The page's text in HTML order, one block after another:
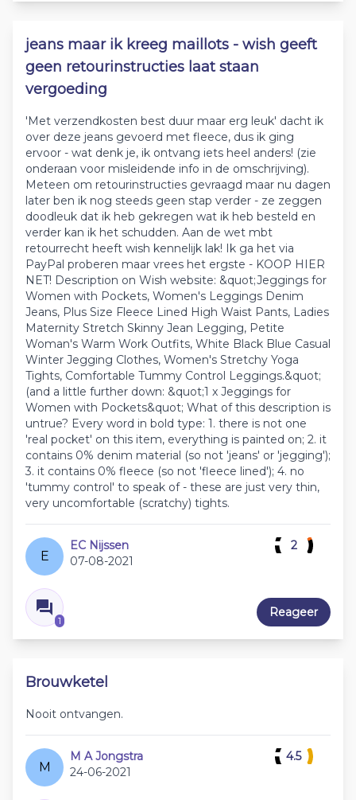
jeans maar ik kreeg maillots - wish geeft
geen retourinstructies laat staan
vergoeding
'Met verzendkosten best duur maar erg leuk' dacht ik
over deze jeans gevoerd met fleece, dus ik ging
ervoor - wat denk je, ik ontvang iets heel anders! (zie
onderaan voor misleidende info in de omschrijving).
Meteen om retourinstructies gevraagd maar nu dagen
later ben ik nog steeds geen stap verder - ze zeggen
doodleuk dat ik heb gekregen wat ik heb besteld en
verder kan ik het schudden. Aan de wet mbt
retourrecht heeft wish kennelijk lak! Ik ga het via
PayPal proberen maar vrees het ergste - KOOP HIER
NET! Description on Wish website: &quot;Jeggings for
Women with Pockets, Women's Leggings Denim
Jeans, Plus Size Fleece Lined High Waist Pants, Ladies
Maternity Stretch Skinny Jean Legging, Petite
Woman's Warm Work Outfits, White Black Blue Casual
Winter Jegging Clothes, Women's Stretchy Yoga
Tights, Comfortable Tummy Control Leggings.&quot;
(and a little further down: &quot;1 x Jeggings for
Women with Pockets&quot; What of this description is
untrue? Every word in bold type: 1. there is not one
'real pocket' on this item, everything is painted on; 2. it
contains 0% denim material (so not 'jeans' or 'jegging');
3. it contains 0% fleece (so not 'fleece lined'); 4. no
'tummy control' to speak of - these are just very thin,
very uncomfortable (scratchy) tights.
E
EC Nijssen
07-08-2021
1
2
Reageer
Brouwketel
Nooit ontvangen.
M
M A Jongstra
24-06-2021
4.5